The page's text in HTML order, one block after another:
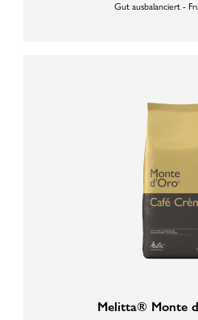
Gut ausbalanciert -
Melitta® Monte